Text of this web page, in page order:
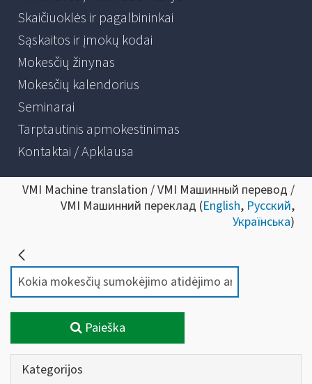
Skaičiuoklės ir pagalbininkai
Sąskaitos ir įmokų kodai
Mokesčių žinynas
Mokesčių kalendorius
Seminarai
Tarptautinis apmokestinimas
Kontaktai / Apklausa
VMI Machine translation / VMI Машинный перевод /
VMI Машинний переклад (English, Русский,
Українська)
Paieška
Kategorijos